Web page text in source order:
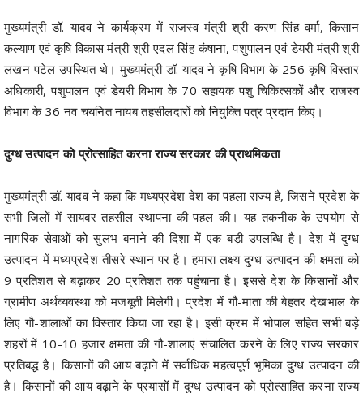
मुख्यमंत्री डॉ. यादव ने कार्यक्रम में राजस्व मंत्री श्री करण सिंह वर्मा, किसान
कल्याण एवं कृषि विकास मंत्री श्री एदल सिंह कंषाना, पशुपालन एवं डेयरी मंत्री श्री
लखन पटेल उपस्थित थे। मुख्यमंत्री डॉ. यादव ने कृषि विभाग के 256 कृषि विस्तार
अधिकारी, पशुपालन एवं डेयरी विभाग के 70 सहायक पशु चिकित्सकों और राजस्व
विभाग के 36 नव चयनित नायब तहसीलदारों को नियुक्ति पत्र प्रदान किए।
दुग्ध उत्पादन को प्रोत्साहित करना राज्य सरकार की प्राथमिकता
मुख्यमंत्री डॉ. यादव ने कहा कि मध्यप्रदेश देश का पहला राज्य है, जिसने प्रदेश के
सभी जिलों में सायबर तहसील स्थापना की पहल की। यह तकनीक के उपयोग से
नागरिक सेवाओं को सुलभ बनाने की दिशा में एक बड़ी उपलब्धि है। देश में दुग्ध
उत्पादन में मध्यप्रदेश तीसरे स्थान पर है। हमारा लक्ष्य दुग्ध उत्पादन की क्षमता को
9 प्रतिशत से बढ़ाकर 20 प्रतिशत तक पहुंचाना है। इससे देश के किसानों और
ग्रामीण अर्थव्यवस्था को मजबूती मिलेगी। प्रदेश में गौ-माता की बेहतर देखभाल के
लिए गौ-शालाओं का विस्तार किया जा रहा है। इसी क्रम में भोपाल सहित सभी बड़े
शहरों में 10-10 हजार क्षमता की गौ-शालाएं संचालित करने के लिए राज्य सरकार
प्रतिबद्ध है। किसानों की आय बढ़ाने में सर्वाधिक महत्वपूर्ण भूमिका दुग्ध उत्पादन की
है। किसानों की आय बढ़ाने के प्रयासों में दुग्ध उत्पादन को प्रोत्साहित करना राज्य